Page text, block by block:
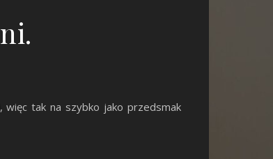
więc tak na szybko jako przedsmak